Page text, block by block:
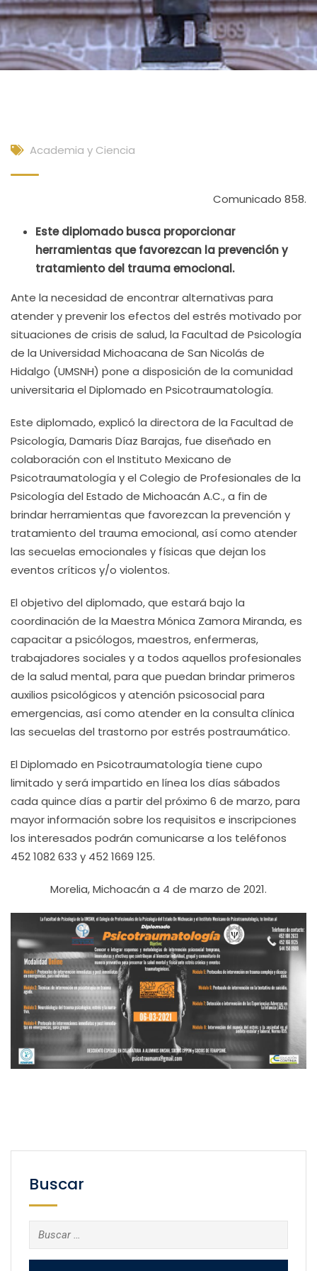
Academia y Ciencia
Comunicado 858.
Este diplomado busca proporcionar
herramientas que favorezcan la prevención y
tratamiento del trauma emocional.
Ante la necesidad de encontrar alternativas para
atender y prevenir los efectos del estrés motivado por
situaciones de crisis de salud, la Facultad de Psicología
de la Universidad Michoacana de San Nicolás de
Hidalgo (UMSNH) pone a disposición de la comunidad
universitaria el Diplomado en Psicotraumatología.
Este diplomado, explicó la directora de la Facultad de
Psicología, Damaris Díaz Barajas, fue diseñado en
colaboración con el Instituto Mexicano de
Psicotraumatología y el Colegio de Profesionales de la
Psicología del Estado de Michoacán A.C., a fin de
brindar herramientas que favorezcan la prevención y
tratamiento del trauma emocional, así como atender
las secuelas emocionales y físicas que dejan los
eventos críticos y/o violentos.
El objetivo del diplomado, que estará bajo la
coordinación de la Maestra Mónica Zamora Miranda, es
capacitar a psicólogos, maestros, enfermeras,
trabajadores sociales y a todos aquellos profesionales
de la salud mental, para que puedan brindar primeros
auxilios psicológicos y atención psicosocial para
emergencias, así como atender en la consulta clínica
las secuelas del trastorno por estrés postraumático.
El Diplomado en Psicotraumatología tiene cupo
limitado y será impartido en línea los días sábados
cada quince días a partir del próximo 6 de marzo, para
mayor información sobre los requisitos e inscripciones
los interesados podrán comunicarse a los teléfonos
452 1082 633 y 452 1669 125.
Morelia, Michoacán a 4 de marzo de 2021.
Buscar
Buscar: